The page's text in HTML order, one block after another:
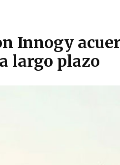
Innogy
largo plazo